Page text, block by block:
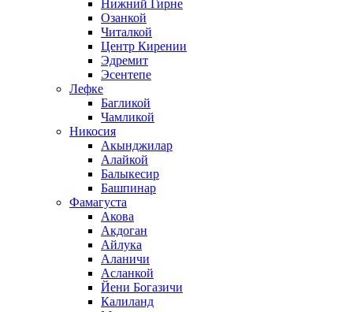
Нижний Гирне
Озанкой
Читалкой
Центр Кирении
Эдремит
Эсентепе
Лефке
Багликой
Чамликой
Никосия
Акынджилар
Алайкой
Балыкесир
Башпинар
Фамагуста
Акова
Акдоган
Айлука
Аланичи
Асланкой
Йени Богазичи
Калиланд